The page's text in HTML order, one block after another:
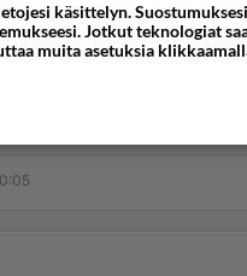
Puijon tornin
ei leivota itse tai vaikka
käsittelyn.
Jotkut teknologiat
muita asetuksia